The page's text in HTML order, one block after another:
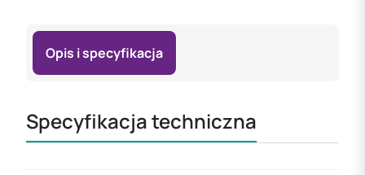
Opis i specyfikacja
Specyfikacja techniczna